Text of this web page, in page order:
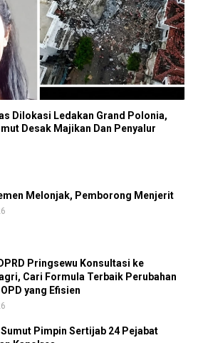
Dilokasi Ledakan Grand Polonia,
Desak Majikan Dan Penyalur
Melonjak, Pemborong Menjerit
Pringsewu Konsultasi ke
Cari Formula Terbaik Perubahan
yang Efisien
Sumut Pimpin Sertijab 24 Pejabat